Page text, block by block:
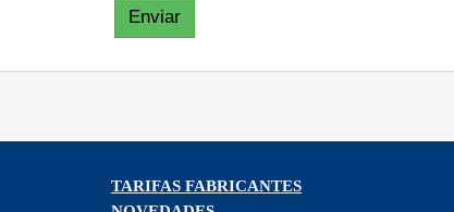
Enviar
TARIFAS FABRICANTES